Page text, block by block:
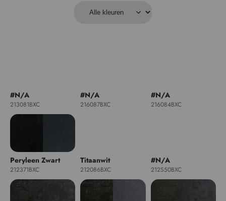
#N/A
213081BXC
#N/A
216087BXC
#N/A
216084BXC
Peryleen Zwart
212371BXC
Titaanwit
212086BXC
#N/A
212S50BXC